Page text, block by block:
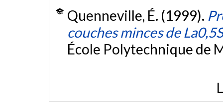
Quenneville, É. (1999).
couches minces de
École Polytechnique de